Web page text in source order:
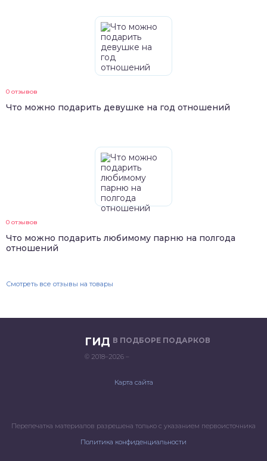
0 отзывов
Что можно подарить девушке на год отношений
0 отзывов
Что можно подарить любимому парню на полгода
отношений
Смотреть все отзывы на товары
ГИД В ПОДБОРЕ ПОДАРКОВ
© 2018–2026 –
Карта сайта
Перепечатка материалов разрешена только с указанием первоисточника
Политика конфиденциальности